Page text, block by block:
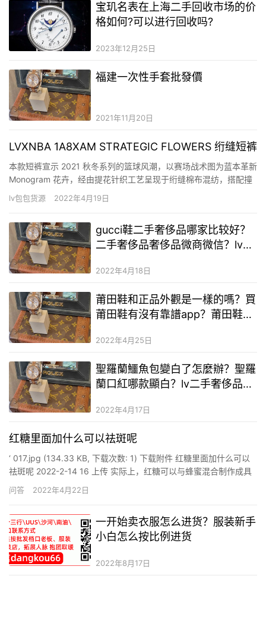
宝玑名表在上海二手回收市场的价
格如何?可以进行回收吗?
2023年12月25日
福建一次性手套批發價
2021年11月20日
LVXNBA 1A8XAM STRATEGIC FLOWERS 绗缝短裤
本款短裤宣示 2021 秋冬系列的篮球风潮，以赛场战术图为蓝本革新
Monogram 花卉，经由提花针织工艺呈现于绗缝棉布混纺，搭配撞
色提花内里。棉布饰带的金属端头和弹力罗纹腰部设计丰富细节。
详细特征 78% 棉，18% 聚酰胺，4% 弹力纤维 打赏赞微海报
lv包包货源 2022年4月19日
gucci鞋二手奢侈品哪家比较好？
二手奢侈品奢侈品微商微信？lv二
2022年4月18日
莆田鞋和正品外觀是一樣的嗎？買
莆田鞋有沒有靠譜app？莆田鞋的
2022年4月25日
聖羅蘭鱷魚包變白了怎麼辦？聖羅
蘭口紅哪款顯白？lv二手奢侈品包
2022年4月17日
红糖里面加什么可以祛斑呢
‘ 017.jpg (134.33 KB, 下载次数: 1) 下载附件 红糖里面加什么可以
祛斑呢 2022-2-14 16 上传 实际上，红糖可以与蜂蜜混合制作成具
有祛斑功效的面膜，将红糖和蜂蜜倒入干净的面膜碗当中，倒入沸
水，搅拌均匀，做成泥状，晾凉后敷在面部，长期使用就可以达到
问答 2022年4月22日
一开始卖衣服怎么进货？服装新手
小白怎么按比例进货
2022年8月17日